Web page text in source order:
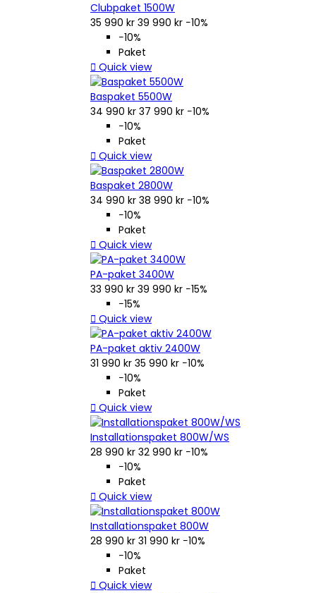
Clubpaket 1500W
35 990 kr 39 990 kr −10%
−10%
Paket
 Quick view
Baspaket 5500W
34 990 kr 37 990 kr −10%
−10%
Paket
 Quick view
Baspaket 2800W
34 990 kr 38 990 kr −10%
−10%
Paket
 Quick view
PA-paket 3400W
33 990 kr 39 990 kr −15%
−15%
 Quick view
PA-paket aktiv 2400W
31 990 kr 35 990 kr −10%
−10%
Paket
 Quick view
Installationspaket 800W/WS
28 990 kr 32 990 kr −10%
−10%
Paket
 Quick view
Installationspaket 800W
28 990 kr 31 990 kr −10%
−10%
Paket
 Quick view